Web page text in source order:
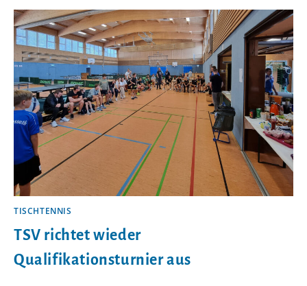
IMMER
EIN
GENUSS
TISCHTENNIS
TSV richtet wieder
Qualifikationsturnier aus